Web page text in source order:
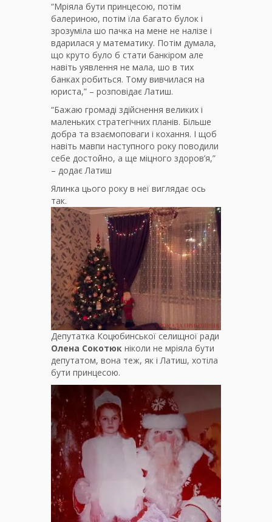
“Мріяла бути принцесою, потім
балериною, потім їла багато булок і
зрозуміла шо пачка на мене не налізе і
вдарилася у математику. Потім думала,
що круто було б стати банкіром але
навіть уявлення не мала, шо в тих
банках робиться. Тому вивчилася на
юриста,” – розповідає Латиш.
“Бажаю громаді здійснення великих і
маленьких стратегічних планів. Більше
добра та взаємоповаги і кохання. І щоб
навіть мавпи наступного року поводили
себе достойно, а ще міцного здоров’я,”
– додає Латиш
Ялинка цього року в неї виглядає ось
так.
Депутатка Коцюбинської селищної ради
Олена Сокотюк ніколи не мріяла бути
депутатом, вона теж, як і Латиш, хотіла
бути принцесою.